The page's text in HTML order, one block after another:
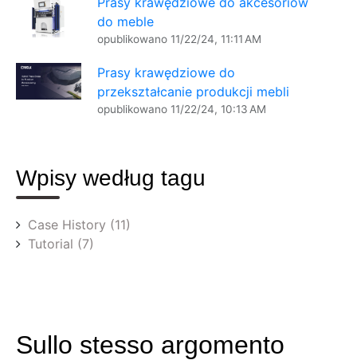
do meble
opublikowano 11/22/24, 11:11 AM
Prasy krawędziowe do
przekształcanie produkcji mebli
opublikowano 11/22/24, 10:13 AM
Wpisy według tagu
Case History (11)
Tutorial (7)
Sullo stesso argomento